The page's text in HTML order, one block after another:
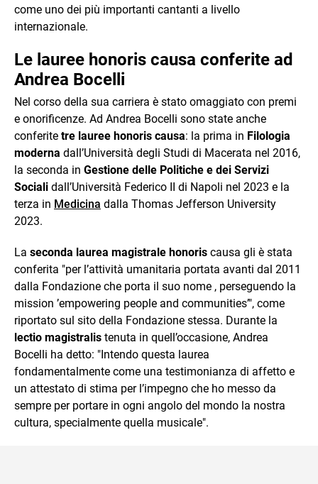
come uno dei più importanti cantanti a livello
internazionale.
Le lauree honoris causa conferite ad
Andrea Bocelli
Nel corso della sua carriera è stato omaggiato con premi
e onorificenze. Ad Andrea Bocelli sono state anche
conferite tre lauree honoris causa: la prima in Filologia
moderna dall’Università degli Studi di Macerata nel 2016,
la seconda in Gestione delle Politiche e dei Servizi
Sociali dall’Università Federico II di Napoli nel 2023 e la
terza in Medicina dalla Thomas Jefferson University
2023.
La seconda laurea magistrale honoris causa gli è stata
conferita "per l’attività umanitaria portata avanti dal 2011
dalla Fondazione che porta il suo nome , perseguendo la
mission ’empowering people and communities’", come
riportato sul sito della Fondazione stessa. Durante la
lectio magistralis tenuta in quell’occasione, Andrea
Bocelli ha detto: "Intendo questa laurea
fondamentalmente come una testimonianza di affetto e
un attestato di stima per l’impegno che ho messo da
sempre per portare in ogni angolo del mondo la nostra
cultura, specialmente quella musicale".